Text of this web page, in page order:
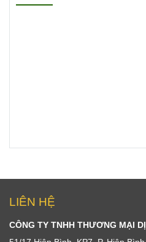
LIÊN HỆ
CÔNG TY TNHH THƯƠNG MẠI